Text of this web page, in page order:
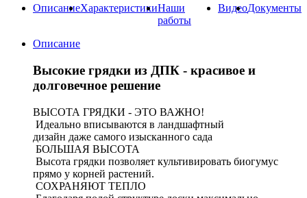
ОписаниеХарактеристикиНаши
работы
ВидеоДокументы
Описание
Высокие грядки из ДПК - красивое и
долговечное решение
ВЫСОТА ГРЯДКИ - ЭТО ВАЖНО!
Идеально вписываются в ландшафтный
дизайн даже самого изысканного сада
БОЛЬШАЯ ВЫСОТА
Высота грядки позволяет культивировать биогумус
прямо у корней растений.
СОХРАНЯЮТ ТЕПЛО